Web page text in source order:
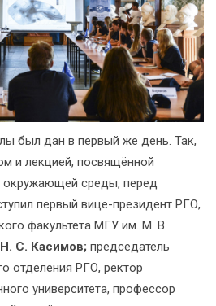
был дан в первый же день. Так,
и лекцией, посвящённой
окружающей среды, перед
первый вице-президент РГО,
факультета МГУ им. М. В.
Н. С. Касимов; председатель
отделения РГО, ректор
университета, профессор